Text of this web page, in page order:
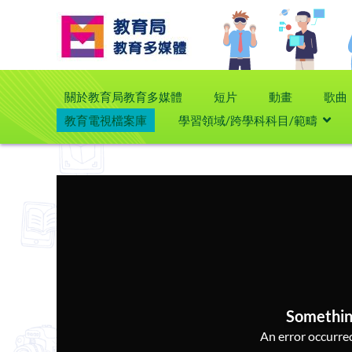
關於教育局教育多媒體 短片 動畫
歌曲
教育電視檔案庫
學習領域/跨學科科目/範疇
An error